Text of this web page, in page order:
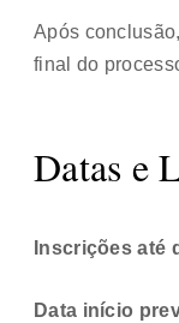
Após
final do
Datas e
Inscrições até
Data início